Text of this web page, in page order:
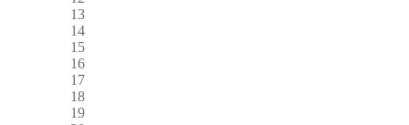
13
14
15
16
17
18
19